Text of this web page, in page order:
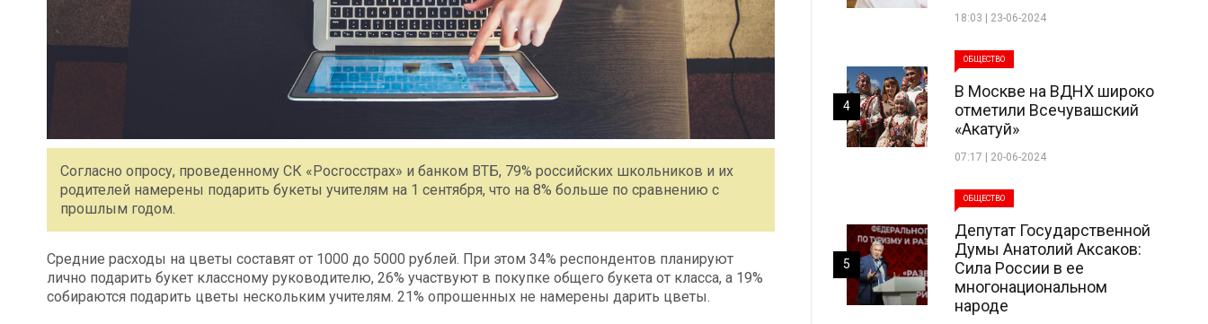
Согласно опросу, проведенному СК «Росгосстрах» и банком ВТБ, 79% российских школьников и их
родителей намерены подарить букеты учителям на 1 сентября, что на 8% больше по сравнению с
прошлым годом.
Средние расходы на цветы составят от 1000 до 5000 рублей. При этом 34% респондентов планируют
лично подарить букет классному руководителю, 26% участвуют в покупке общего букета от класса, а 19%
собираются подарить цветы нескольким учителям. 21% опрошенных не намерены дарить цветы.
18:03 | 23-06-2024
ОБЩЕСТВО
В Москве на ВДНХ широко
отметили Всечувашский
«Акатуй»
07:17 | 20-06-2024
4
ОБЩЕСТВО
Депутат Государственной
Думы Анатолий Аксаков:
Сила России в ее
многонациональном
народе
5